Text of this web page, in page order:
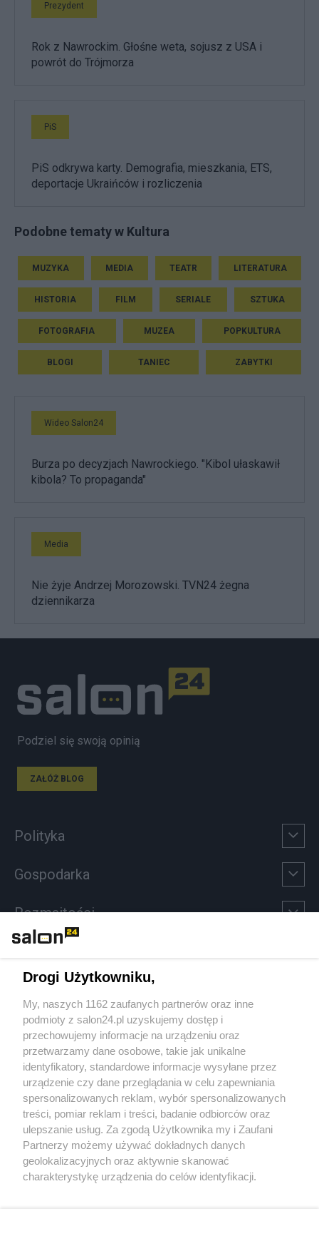
Prezydent
Rok z Nawrockim. Głośne weta, sojusz z USA i
powrót do Trójmorza
PiS
PiS odkrywa karty. Demografia, mieszkania, ETS,
deportacje Ukraińców i rozliczenia
Podobne tematy w Kultura
MUZYKA MEDIA TEATR LITERATURA
HISTORIA FILM SERIALE SZTUKA
FOTOGRAFIA MUZEA POPKULTURA
BLOGI TANIEC ZABYTKI
Wideo Salon24
Burza po decyzjach Nawrockiego. "Kibol ułaskawił
kibola? To propaganda"
Media
Nie żyje Andrzej Morozowski. TVN24 żegna
dziennikarza
Podziel się swoją opinią
ZAŁÓŻ BLOG
Polityka
Gospodarka
Rozmaitości
Sport
Społeczeństwo
Kultura
X Facebook Instagram Youtube
Drogi Użytkowniku,
My, naszych 1162 zaufanych partnerów oraz inne
podmioty z salon24.pl uzyskujemy dostęp i
przechowujemy informacje na urządzeniu oraz
przetwarzamy dane osobowe, takie jak unikalne
identyfikatory, standardowe informacje wysyłane przez
urządzenie czy dane przeglądania w celu zapewniania
spersonalizowanych reklam, wybór spersonalizowanych
treści, pomiar reklam i treści, badanie odbiorców oraz
ulepszanie usług. Za zgodą Użytkownika my i Zaufani
Partnerzy możemy używać dokładnych danych
geolokalizacyjnych oraz aktywnie skanować
charakterystykę urządzenia do celów identyfikacji.